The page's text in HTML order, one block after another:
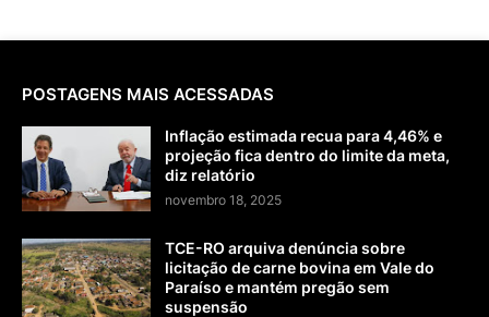
POSTAGENS MAIS ACESSADAS
Inflação estimada recua para 4,46% e
projeção fica dentro do limite da meta,
diz relatório
novembro 18, 2025
TCE-RO arquiva denúncia sobre
licitação de carne bovina em Vale do
Paraíso e mantém pregão sem
suspensão